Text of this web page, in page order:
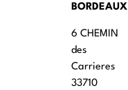
BORDEAUX
6 CHEMIN
des
Carrieres
33710